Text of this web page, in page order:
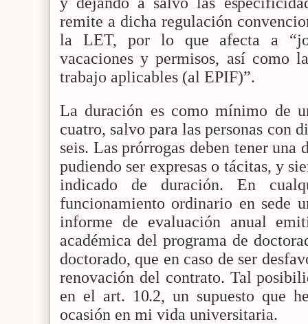
remite a dicha regulación
la LET, por lo que afecta a
vacaciones y permisos, así como
trabajo aplicables (al EPIF)”.
La duración es como mínimo de
cuatro, salvo para las personas con
seis. Las prórrogas deben tener
pudiendo ser expresas o tácitas, y
indicado de duración. En
funcionamiento ordinario en sede
informe de evaluación anual
académica del programa de
doctorado, que en caso de ser
renovación del contrato. Tal
en el art. 10.2, un supuesto que
ocasión en mi vida universitaria.